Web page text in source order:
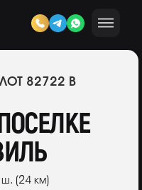
ЛОТ 82722 В
(24 км)